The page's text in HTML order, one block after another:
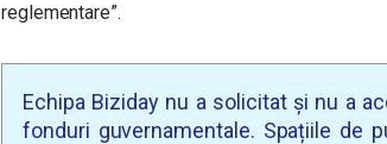
reglementare”.
Echipa Biziday nu a solicitat și nu a
fonduri guvernamentale. Spațiile de